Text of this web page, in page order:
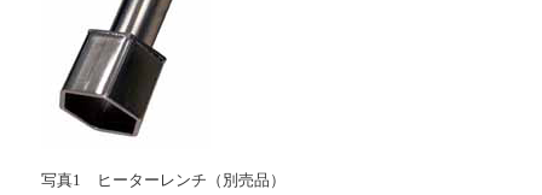
写真1 ヒーターレンチ（別売品）